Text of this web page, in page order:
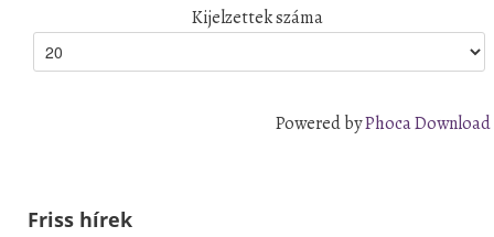
Kijelzettek száma
Powered byPhoca Download
Friss hírek